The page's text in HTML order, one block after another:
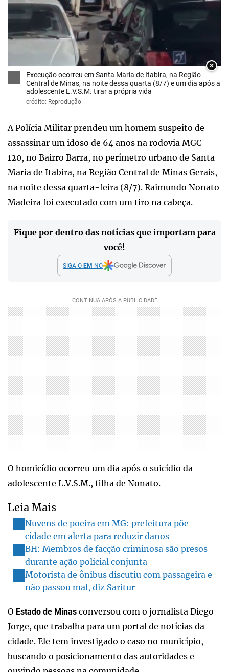
×
Execução ocorreu em Santa Maria de Itabira, na Região
Central de Minas, na noite dessa quarta (8/7) e um dia após a
adolescente L.V.S.M. tirar a própria vida
crédito: Reprodução
A Polícia Militar prendeu um homem suspeito de
assassinar um idoso de 64 anos na rodovia MGC-
120, no Bairro Barra, no perímetro urbano de Santa
Maria de Itabira, na Região Central de Minas Gerais,
na noite dessa quarta-feira (8/7). Raimundo Nonato
Madeira foi executado com um tiro na cabeça.
Fique por dentro das notícias que importam para
você!
SIGA O EM NO
O homicídio ocorreu um dia após o suicídio da
adolescente L.V.S.M., filha de Nonato.
Leia Mais
Nuvens de poeira em MG: prefeitura põe
cidade em alerta para reduzir danos
BH: Membros de facção criminosa são presos
durante ação policial conjunta
Motorista de ônibus discutiu com passageira e
não passou mal, diz Saritur
O Estado de Minas conversou com o jornalista Diego
Jorge, que trabalha para um portal de notícias da
cidade. Ele tem investigado o caso no município,
buscando o posicionamento das autoridades e